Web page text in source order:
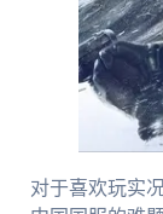
对于喜欢玩实